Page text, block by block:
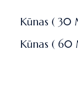
Kūnas ( 30
Kūnas ( 60